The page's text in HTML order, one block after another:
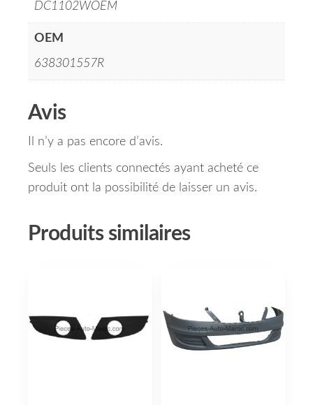
DC1102WOEM
OEM
638301557R
Avis
Il n’y a pas encore d’avis.
Seuls les clients connectés ayant acheté ce
produit ont la possibilité de laisser un avis.
Produits similaires